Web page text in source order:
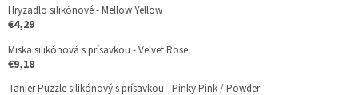
Hryzadlo silikónové - Mellow Yellow
€4,29
Miska silikónová s prísavkou - Velvet Rose
€9,18
Tanier Puzzle silikónový s prísavkou - Pinky Pink / Powder